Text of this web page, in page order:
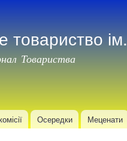
товариство
Товариства
Осередки Меценати